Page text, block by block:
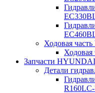
Ходовая
Ходовая
Запчасти HYUNDAI
Детали